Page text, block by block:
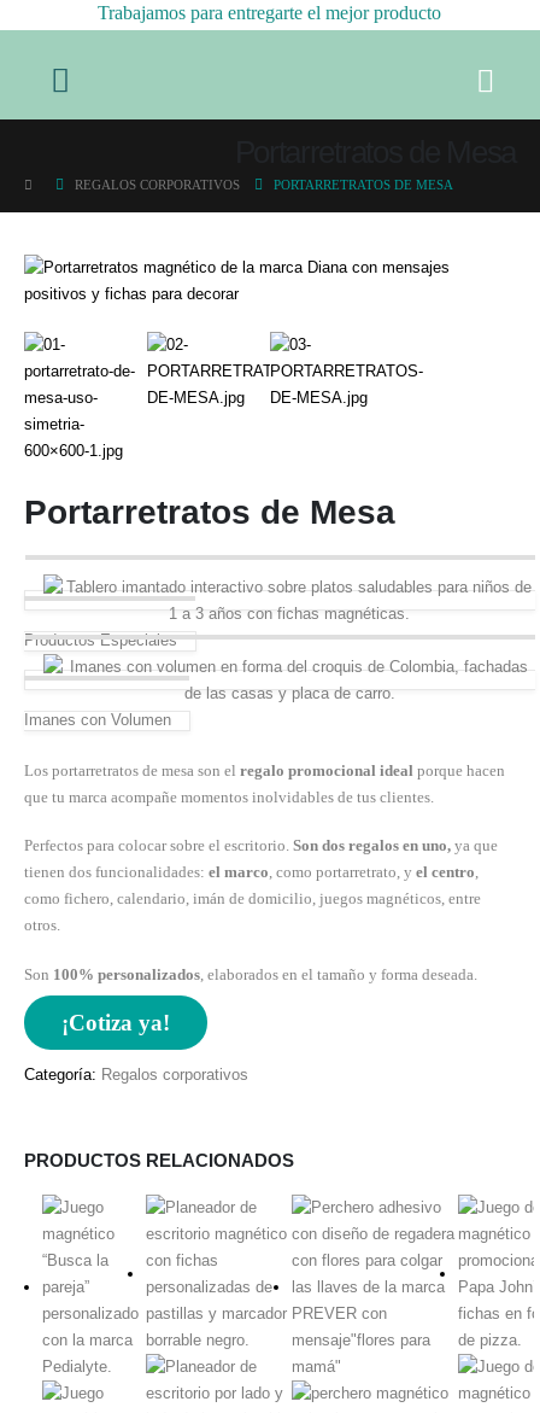
Trabajamos para entregarte el mejor producto
REGALOS CORPORATIVOS PORTARRETRATOS DE MESA
Portarretratos de Mesa
Productos Especiales
Imanes con Volumen
Los portarretratos de mesa son el regalo promocional ideal porque hacen
que tu marca acompañe momentos inolvidables de tus clientes.
Perfectos para colocar sobre el escritorio. Son dos regalos en uno, ya que
tienen dos funcionalidades: el marco, como portarretrato, y el centro,
como fichero, calendario, imán de domicilio, juegos magnéticos, entre
otros.
Son 100% personalizados , elaborados en el tamaño y forma deseada.
¡Cotiza ya!
Categoría: Regalos corporativos
PRODUCTOS RELACIONADOS